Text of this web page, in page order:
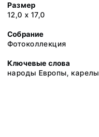
Размер
12,0 х 17,0
Собрание
Фотоколлекция
Ключевые слова
народы Европы, карелы